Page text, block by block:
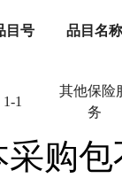
目号 品目名称
1-1
其他保险
务
采购